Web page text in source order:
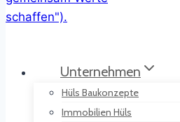
Unternehmen
Hüls Baukonzepte
Immobilien Hüls